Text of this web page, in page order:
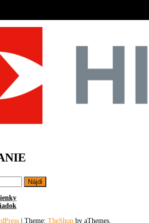
| Theme: TheShop by aThemes.